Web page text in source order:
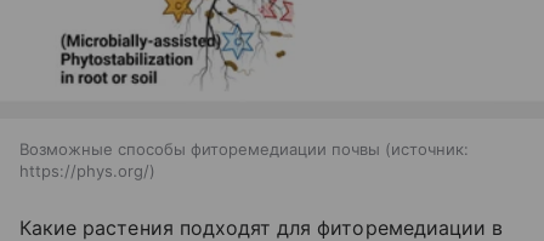
Возможные способы фиторемедиации почвы
источник:
https://phys.org/
Какие растения подходят для фиторемедиации в